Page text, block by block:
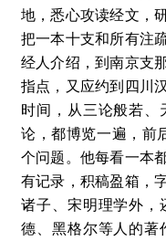
地，悉心攻读经文，
把一本十支和所有注
经人介绍，到南京支
指点，又应约到四川
时间，从三论般若、
论，都博览一遍，前
个问题。他每看一本
有记录，积稿盈箱，
诸子、宋明理学外，
德、黑格尔等人的著